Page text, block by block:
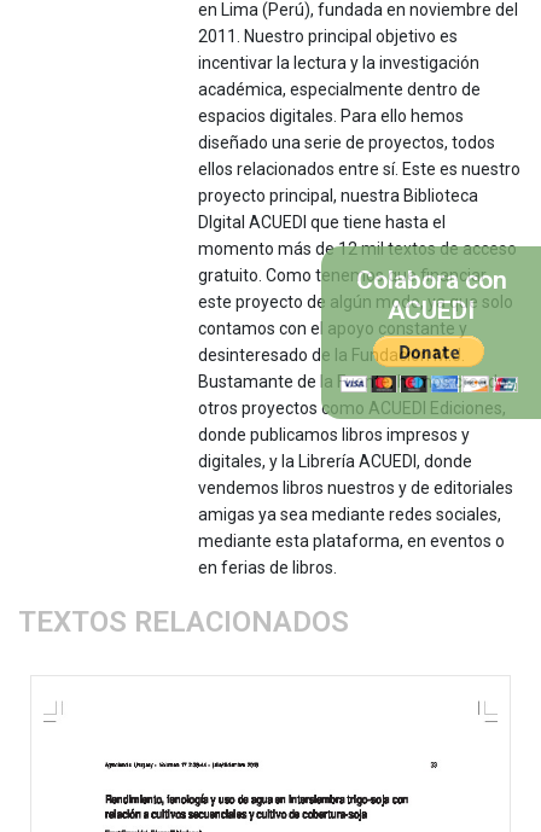
en Lima (Perú), fundada en noviembre del
2011. Nuestro principal objetivo es
incentivar la lectura y la investigación
académica, especialmente dentro de
espacios digitales. Para ello hemos
diseñado una serie de proyectos, todos
ellos relacionados entre sí. Este es nuestro
proyecto principal, nuestra Biblioteca
DIgital ACUEDI que tiene hasta el
momento más de 12 mil textos de acceso
gratuito. Como tenemos que financiar
este proyecto de algún modo, ya que solo
contamos con el apoyo constante y
desinteresado de la Fundación M.J.
Bustamante de la Fuente, hemos creado
otros proyectos como ACUEDI Ediciones,
donde publicamos libros impresos y
digitales, y la Librería ACUEDI, donde
vendemos libros nuestros y de editoriales
amigas ya sea mediante redes sociales,
mediante esta plataforma, en eventos o
en ferias de libros.
TEXTOS RELACIONADOS
Colabora con
ACUEDI